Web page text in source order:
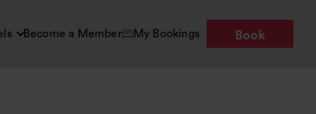
Become a Member My Bookings Book